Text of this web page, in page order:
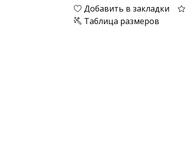
Добавить в закладки
Таблица размеров